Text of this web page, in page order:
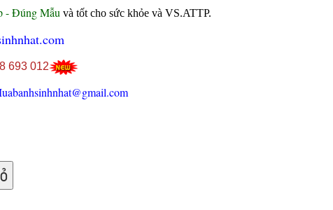
- Đúng Mẫu và tốt cho sức khỏe và VS.ATTP.
693 012